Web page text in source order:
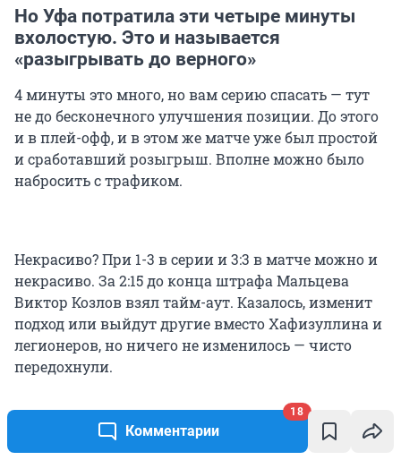
Комментарии
18
Но Уфа потратила эти четыре минуты
вхолостую. Это и называется
«разыгрывать до верного»
4 минуты это много, но вам серию спасать — тут
не до бесконечного улучшения позиции. До этого
и в плей-офф, и в этом же матче уже был простой
и сработавший розыгрыш. Вполне можно было
набросить с трафиком.
Некрасиво? При 1-3 в серии и 3:3 в матче можно и
некрасиво. За 2:15 до конца штрафа Мальцева
Виктор Козлов взял тайм-аут. Казалось, изменит
подход или выйдут другие вместо Хафизуллина и
легионеров, но ничего не изменилось — чисто
передохнули.
А после потери от Уилсона на левом борту гости
провели опасную контратаку: Вязовой вытащил,